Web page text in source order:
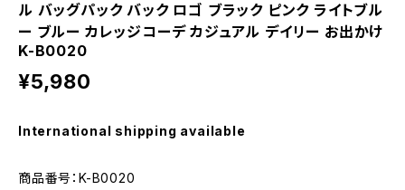
ル バッグパック バック ロゴ ブラック ピンク ライトブル
ー ブルー カレッジコーデ カジュアル デイリー お出かけ
K-B0020
¥5,980
International shipping available
商品番号：K-B0020